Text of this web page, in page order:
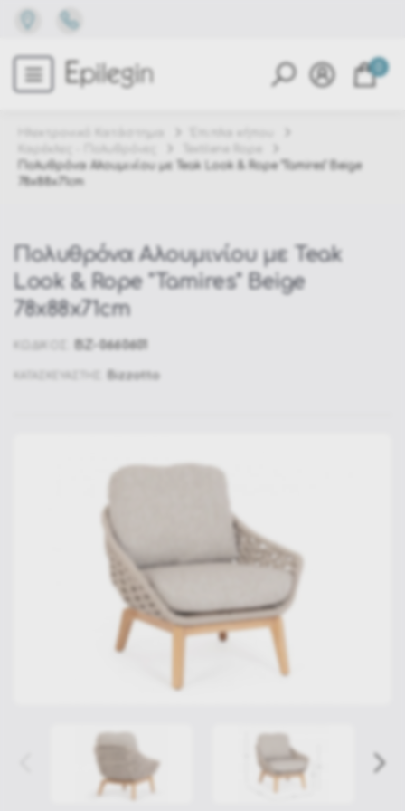
Πολυθρόνα Αλουμινίου με Teak Look & Rope "Tamires" Beige
78x88x71cm
Πολυθρόνα Αλουμινίου με Teak
Look & Rope "Tamires" Beige
78x88x71cm
BZ-0660601
Bizzotto